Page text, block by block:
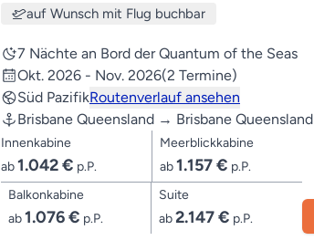
auf Wunsch mit Flug buchbar
7 Nächte an Bord der Quantum of the Seas
Okt. 2026 - Nov. 2026(2 Termine)
Süd PazifikRoutenverlauf ansehen
Brisbane Queensland → Brisbane Queensland
Innenkabine
ab1.042 € p.P.
Meerblickkabine
ab1.157 € p.P.
Balkonkabine
ab1.076 € p.P.
Suite
ab2.147 € p.P.